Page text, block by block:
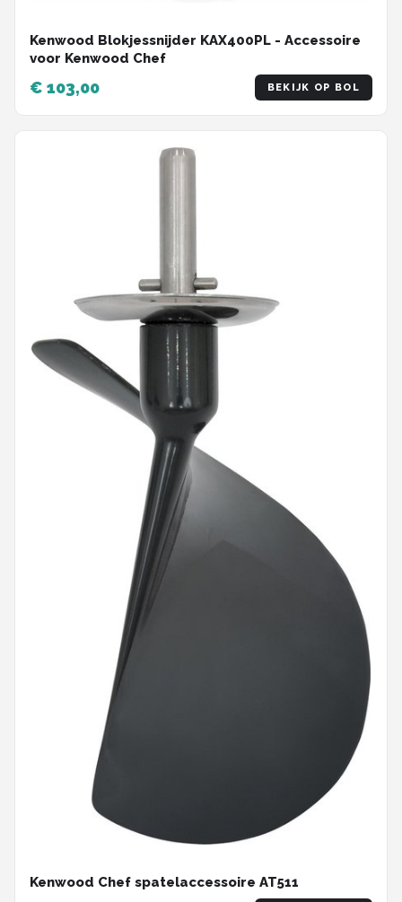
Kenwood Blokjessnijder KAX400PL - Accessoire
voor Kenwood Chef
€ 103,00 BEKIJK OP BOL
Kenwood Chef spatelaccessoire AT511